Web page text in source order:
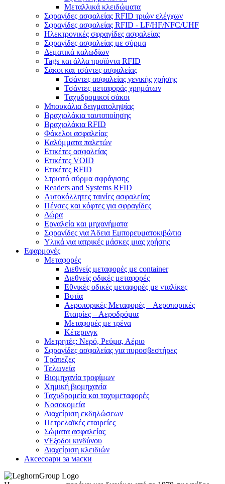
Μεταλλικά κλειδώματα
Σφραγίδες ασφαλείας RFID τριών ελέγχων
Σφραγίδες ασφαλείας RFID - LF/HF/NFC/UHF
Ηλεκτρονικές σφραγίδες ασφαλείας
Σφραγίδες ασφαλείας με σύρμα
Δεματικά καλωδίων
Tags και άλλα προϊόντα RFID
Σάκοι και τσάντες ασφαλείας
Τσάντες ασφαλείας γενικής χρήσης
Τσάντες μεταφοράς χρημάτων
Ταχυδρομικοί σάκοι
Μπουκάλια δειγματοληψίας
Βραχιολάκια ταυτοποίησης
Βραχιολάκια RFID
Φάκελοι ασφαλείας
Καλύμματα παλετών
Ετικέτες ασφαλείας
Ετικέτες VOID
Ετικέτες RFID
Στριφτό σύρμα σφράγισης
Readers and Systems RFID
Αυτοκόλλητες ταινίες ασφαλείας
Πένσες και κόφτες για σφραγίδες
Δώρα
Εργαλεία και μηχανήματα
Σφραγίδες για Άδεια Εμπορευματοκιβώτια
Υλικά για ιατρικές μάσκες μιας χρήσης
Εφαρμογές
Μεταφορές
Διεθνείς μεταφορές με container
Διεθνείς οδικές μεταφορές
Εθνικές οδικές μεταφορές με νταλίκες
Βυτία
Αεροπορικές Μεταφορές – Αεροπορικές
Εταιρίες – Αεροδρόμια
Μεταφορές με τρένα
Κέτερινγκ
Μετρητές: Νερό, Ρεύμα, Αέριο
Σφραγίδες ασφαλείας για πυροσβεστήρες
Τράπεζες
Τελωνεία
Βιομηχανία τροφίμων
Χημική βιομηχανία
Ταχυδρομεία και ταχυμεταφορές
Νοσοκομεία
Διαχείριση εκδηλώσεων
Πετρελαϊκές εταιρείες
Σώματα ασφαλείας
vΈξοδοι κινδύνου
Διαχείριση κλειδιών
Аксесоари за маски